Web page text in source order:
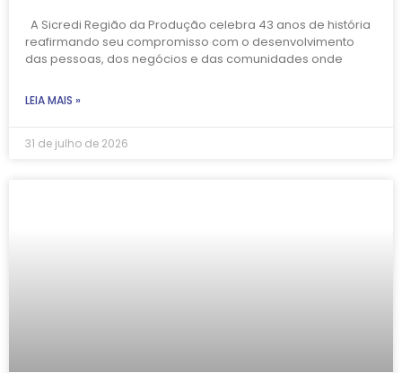
A Sicredi Região da Produção celebra 43 anos de história
reafirmando seu compromisso com o desenvolvimento
das pessoas, dos negócios e das comunidades onde
LEIA MAIS »
31 de julho de 2026